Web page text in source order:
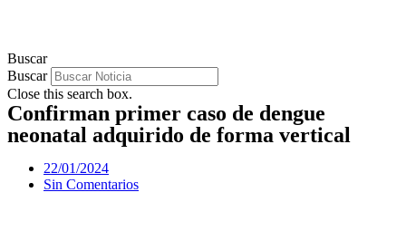
Buscar
Buscar
Close this search box.
Confirman primer caso de dengue
neonatal adquirido de forma vertical
22/01/2024
Sin Comentarios